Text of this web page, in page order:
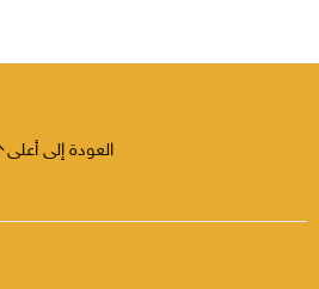
العودة إلى أعلى